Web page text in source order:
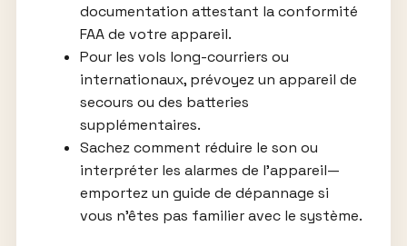
documentation attestant la conformité
FAA de votre appareil.
Pour les vols long-courriers ou
internationaux, prévoyez un appareil de
secours ou des batteries
supplémentaires.
Sachez comment réduire le son ou
interpréter les alarmes de l’appareil—
emportez un guide de dépannage si
vous n’êtes pas familier avec le système.